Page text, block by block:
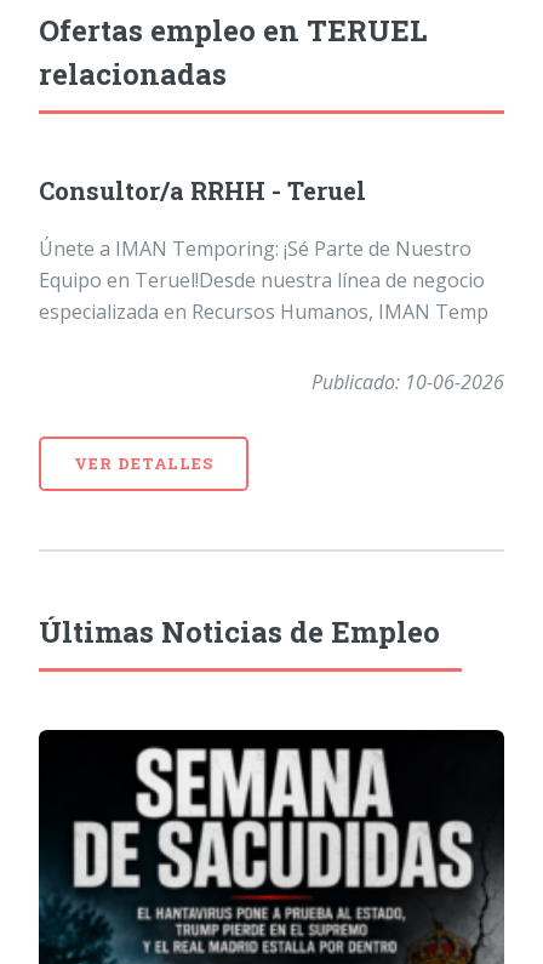
Ofertas empleo en TERUEL
relacionadas
Consultor/a RRHH - Teruel
Únete a IMAN Temporing: ¡Sé Parte de Nuestro
Equipo en Teruel!Desde nuestra línea de negocio
especializada en Recursos Humanos, IMAN Temp
Publicado: 10-06-2026
VER DETALLES
Últimas Noticias de Empleo